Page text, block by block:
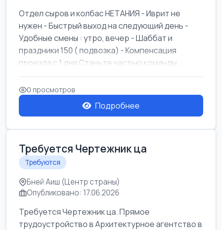
Отдел сыров и колбас НЕТАНИЯ - Иврит не
нужен - Быстрый выход на следующий день -
Удобные смены : утро, вечер - Шаббат и
праздники 150 ( подвозка) - Компенсация
проезда с 1 дня Станьте частью команды ...
0 просмотров
Подробнее
Требуется Чертежник ца
Требуются
Бней Аиш (Центр страны)
Опубликовано: 17.06.2026
Требуется Чертежник ца. Прямое
трудоустройство в Архитектурное агентство в